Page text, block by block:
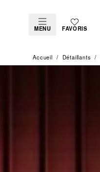
MENU FAVORIS
Accueil Détaillants